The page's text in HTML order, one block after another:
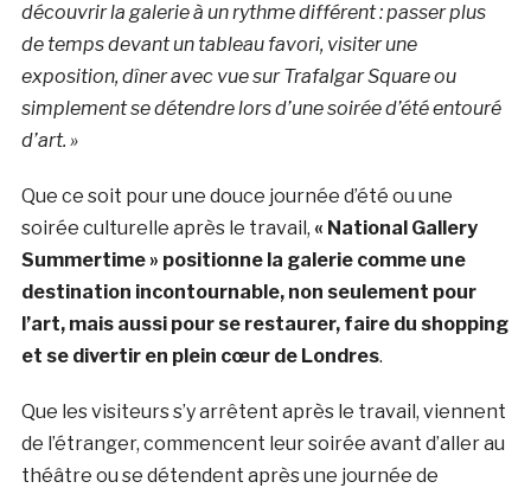
découvrir la galerie à un rythme différent : passer plus
de temps devant un tableau favori, visiter une
exposition, dîner avec vue sur Trafalgar Square ou
simplement se détendre lors d’une soirée d’été entouré
d’art. »
Que ce soit pour une douce journée d’été ou une
soirée culturelle après le travail, « National Gallery
Summertime » positionne la galerie comme une
destination incontournable, non seulement pour
l’art, mais aussi pour se restaurer, faire du shopping
et se divertir en plein cœur de Londres.
Que les visiteurs s’y arrêtent après le travail, viennent
de l’étranger, commencent leur soirée avant d’aller au
théâtre ou se détendent après une journée de